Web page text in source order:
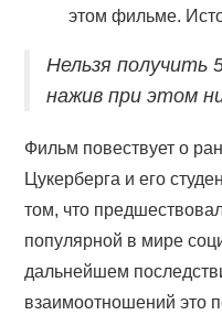
этом фильме.
Нельзя получить
нажив при этом
Фильм повествует о
Цукерберга и его
том, что
популярной в мире
дальнейшем
взаимоотношений это